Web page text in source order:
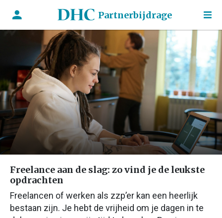
Partnerbijdrage
Freelance aan de slag: zo vind je de leukste
opdrachten
Freelancen of werken als zzp’er kan een heerlijk
bestaan zijn. Je hebt de vrijheid om je dagen in te